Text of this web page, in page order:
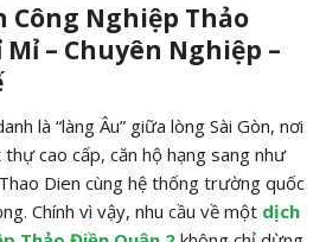
Công Nghiệp Thảo
– Chuyên Nghiệp –
là “làng Âu” giữa lòng Sài Gòn, nơi
cao cấp, căn hộ hạng sang như
Dien cùng hệ thống trường quốc
Chính vì vậy, nhu cầu về một dịch